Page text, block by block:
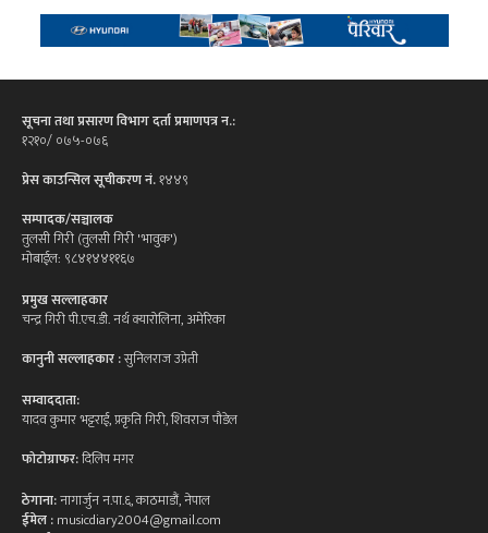
सूचना तथा प्रसारण विभाग दर्ता प्रमाणपत्र न.:
१२१०/ ०७५-०७६
प्रेस काउन्सिल सूचीकरण नं.१४४९
सम्पादक/सञ्चालक
तुलसी गिरी (तुलसी गिरी 'भावुक')
मोबाईल: ९८४१४४११६७
प्रमुख सल्लाहकार
चन्द्र गिरी पी.एच.डी. नर्थ क्यारोलिना, अमेरिका
कानुनी सल्लाहकार :सुनिलराज उप्रेती
सम्वाददाता:
यादव कुमार भट्टराई, प्रकृति गिरी, शिवराज पौडेल
फोटोग्राफर:दिलिप मगर
ठेगाना:नागार्जुन न.पा.६, काठमाडौं, नेपाल
ईमेल :musicdiary2004@gmail.com